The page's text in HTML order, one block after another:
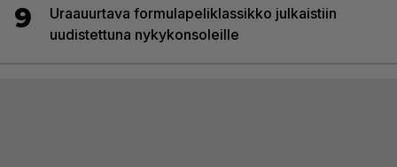
9
Uraauurtava formulapeliklassikko julkaistiin
uudistettuna nykykonsoleille